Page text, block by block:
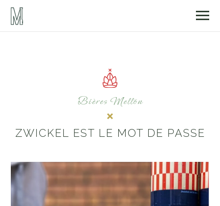
Bières Mellön
ZWICKEL EST LE MOT DE PASSE